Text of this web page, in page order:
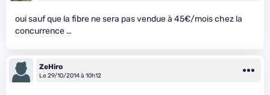
oui sauf que la fibre ne sera pas vendue à 45€/mois chez la
concurrence …
ZeHiro
Le 29/10/2014 à 10h12